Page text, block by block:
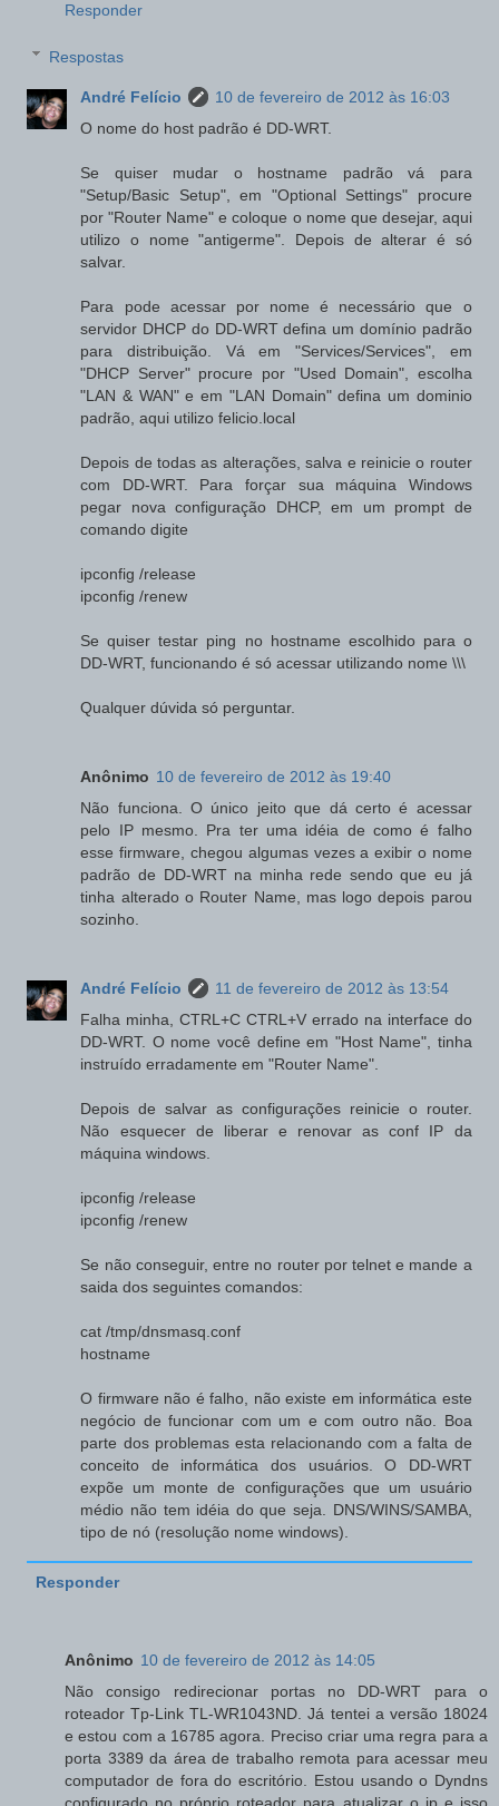
Responder
Respostas
André Felício
10 de fevereiro de 2012 às 16:03
O nome do host padrão é DD-WRT.
Se quiser mudar o hostname padrão vá para
"Setup/Basic Setup", em "Optional Settings" procure
por "Router Name" e coloque o nome que desejar, aqui
utilizo o nome "antigerme". Depois de alterar é só
salvar.
Para pode acessar por nome é necessário que o
servidor DHCP do DD-WRT defina um domínio padrão
para distribuição. Vá em "Services/Services", em
"DHCP Server" procure por "Used Domain", escolha
"LAN & WAN" e em "LAN Domain" defina um dominio
padrão, aqui utilizo felicio.local
Depois de todas as alterações, salva e reinicie o router
com DD-WRT. Para forçar sua máquina Windows
pegar nova configuração DHCP, em um prompt de
comando digite
ipconfig /release
ipconfig /renew
Se quiser testar ping no hostname escolhido para o
DD-WRT, funcionando é só acessar utilizando nome \\\
Qualquer dúvida só perguntar.
Anônimo 10 de fevereiro de 2012 às 19:40
Não funciona. O único jeito que dá certo é acessar
pelo IP mesmo. Pra ter uma idéia de como é falho
esse firmware, chegou algumas vezes a exibir o nome
padrão de DD-WRT na minha rede sendo que eu já
tinha alterado o Router Name, mas logo depois parou
sozinho.
André Felício
11 de fevereiro de 2012 às 13:54
Falha minha, CTRL+C CTRL+V errado na interface do
DD-WRT. O nome você define em "Host Name", tinha
instruído erradamente em "Router Name".
Depois de salvar as configurações reinicie o router.
Não esquecer de liberar e renovar as conf IP da
máquina windows.
ipconfig /release
ipconfig /renew
Se não conseguir, entre no router por telnet e mande a
saida dos seguintes comandos:
cat /tmp/dnsmasq.conf
hostname
O firmware não é falho, não existe em informática este
negócio de funcionar com um e com outro não. Boa
parte dos problemas esta relacionando com a falta de
conceito de informática dos usuários. O DD-WRT
expõe um monte de configurações que um usuário
médio não tem idéia do que seja. DNS/WINS/SAMBA,
tipo de nó (resolução nome windows).
Responder
Anônimo 10 de fevereiro de 2012 às 14:05
Não consigo redirecionar portas no DD-WRT para o
roteador Tp-Link TL-WR1043ND. Já tentei a versão 18024
e estou com a 16785 agora. Preciso criar uma regra para a
porta 3389 da área de trabalho remota para acessar meu
computador de fora do escritório. Estou usando o Dyndns